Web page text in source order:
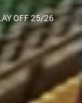
OFF 25/26